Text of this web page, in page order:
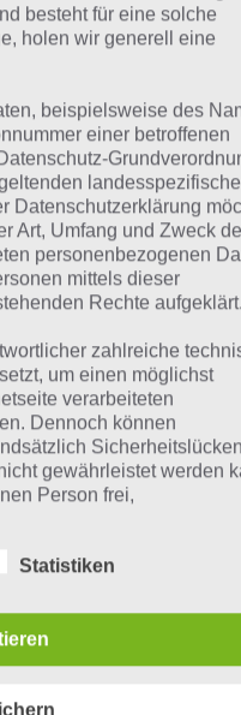
29.7.2020 zu
hier die Lösung für
vom 29.7.2020
was vor einem Jahr,
zu Kroatien im Juli
besteht für eine solche
holen wir generell eine
beispielsweise des
einer betroffenen
Datenschutzerklärung
Art, Umfang und Zweck
personenbezogenen
mittels dieser
Rechte aufgeklärt.
zahlreiche
um einen möglichst
verarbeiteten
Dennoch können
gewährleistet werden
Person frei,
beim Erlass der
Statistiken